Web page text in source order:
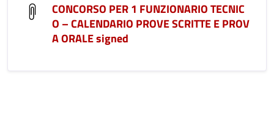
CONCORSO PER 1 FUNZIONARIO TECNIC
O – CALENDARIO PROVE SCRITTE E PROV
A ORALE signed